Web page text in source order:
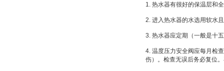
1. 热水器有很好的保温层和
2. 进入热水器的水选用软水
3. 热水器应定期（一般是十
4. 温度压力安全阀应每月检
伤）。检查无误后务必复位